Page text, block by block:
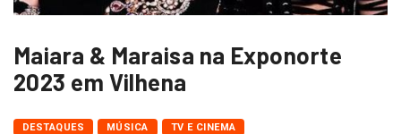
Maiara & Maraisa na Exponorte
2023 em Vilhena
DESTAQUES MÚSICA TV E CINEMA